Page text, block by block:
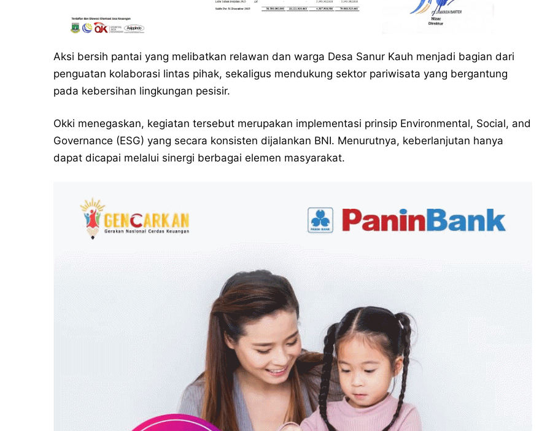
Aksi bersih pantai yang melibatkan relawan dan warga Desa Sanur Kauh menjadi bagian dari
penguatan kolaborasi lintas pihak, sekaligus mendukung sektor pariwisata yang bergantung
pada kebersihan lingkungan pesisir.
Okki menegaskan, kegiatan tersebut merupakan implementasi prinsip Environmental, Social, and
Governance (ESG) yang secara konsisten dijalankan BNI. Menurutnya, keberlanjutan hanya
dapat dicapai melalui sinergi berbagai elemen masyarakat.